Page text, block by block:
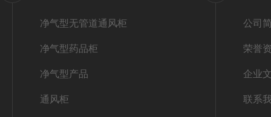
净气型无管道通风柜
净气型药品柜
净气型产品
通风柜
公司
荣誉
企业
联系